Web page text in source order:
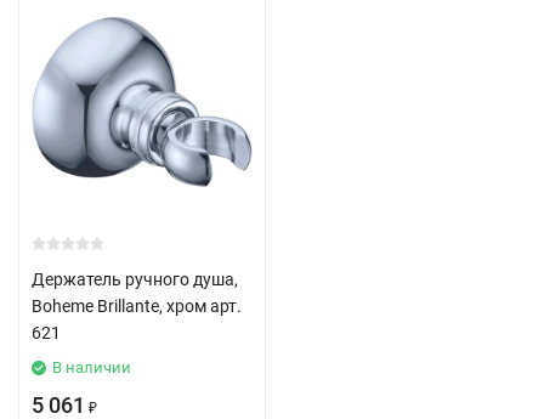
Держатель ручного душа,
Boheme Brillante, хром арт.
621
В наличии
5 061 ₽